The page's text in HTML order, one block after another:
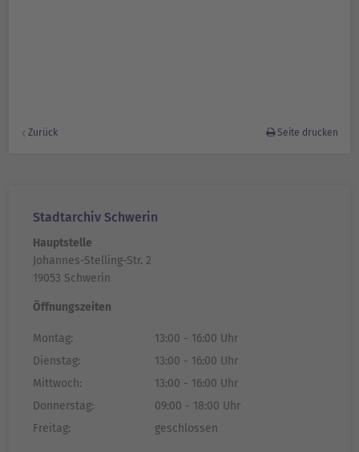
Zurück Seite drucken
Stadtarchiv Schwerin
Hauptstelle
Johannes-Stelling-Str. 2
19053 Schwerin
Öffnungszeiten
Montag:
13:00 - 16:00 Uhr
Dienstag:
13:00 - 16:00 Uhr
Mittwoch:
13:00 - 16:00 Uhr
Donnerstag:
09:00 - 18:00 Uhr
Freitag:
geschlossen